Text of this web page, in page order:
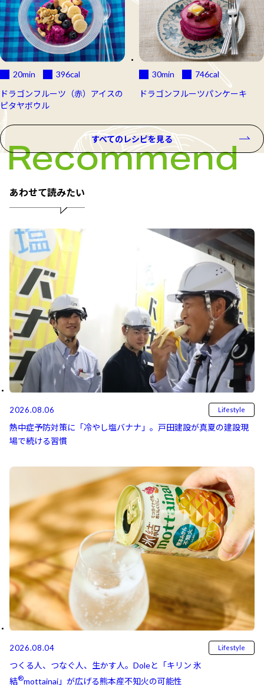
20min 396cal
ドラゴンフルーツ（赤）アイスの
ピタヤボウル
30min 746cal
ドラゴンフルーツパンケーキ
すべてのレシピを見る
あわせて読みたい
2026.08.06 Lifestyle
熱中症予防対策に「冷やし塩バナナ」。戸田建設が真夏の建設現
場で続ける習慣
2026.08.04 Lifestyle
つくる人、つなぐ人、生かす人。Doleと「キリン 氷
結⁠⁠®mottainai」が広げる熊本産不知火の可能性